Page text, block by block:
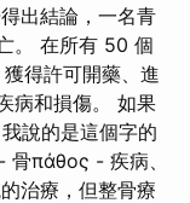
出結論，一名青
。 在所有 50 個
得許可開藥、進
病和損傷。 如果
說的是這個字的
πάθος - 疾病、
治療，但整骨療